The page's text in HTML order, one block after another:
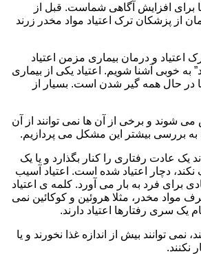
برای افزایش آگاهی شماست. قبل از
از پزشکان ترک اعتیاد مواد مخدر زرند
اعتیاد و درمان بیماری مزمن اعتیاد
به خوبی آشنا شویم. اعتیاد یکی از بیماری
در حال همه گیر شدن است. بسیار از
شوند و برخی از آن ها نمی توانند از آن
به بررسی بیشتر این مشکل می پردازیم.
یک عادت رفتاری را کنار بگذارد و یا یک
دچار اعتیاد شده است. اعتیاد آسیب
برای فرد به بار می آورد. کلمه ی اعتیاد
مواد مخدر، مثلا هروئین و کوکائین نمی
یک سری رفتارها اعتیاد دارند.
نمی توانند بیش از اندازه غذا نخورند و یا
نکنند.